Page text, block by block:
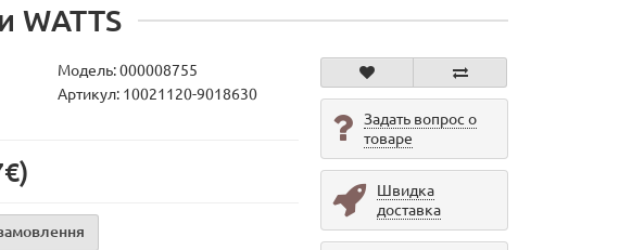
WATTS
Модель:000008755
Артикул: 10021120-9018630
Задать вопрос о
товаре
Швидка
доставка